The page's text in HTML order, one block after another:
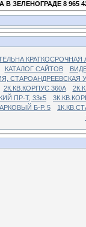
ЗЕЛЕНОГРАДЕ 8 965
КРАТКОСРОЧНАЯ
КАТАЛОГ САЙТОВ
СТАРОАНДРЕЕВСКАЯ
2К.КВ.КОРПУС 360А
ПР-Т, 33к5
Б-Р. 5